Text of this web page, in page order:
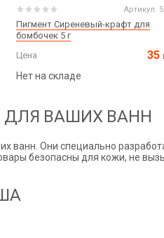
Артикул:
Пигмент Сиреневый-крафт для
бомбочек 5 г
Цена
35
Нет на складе
ДЛЯ ВАШИХ ВАНН
ванн. Они специально
безопасны для кожи, не